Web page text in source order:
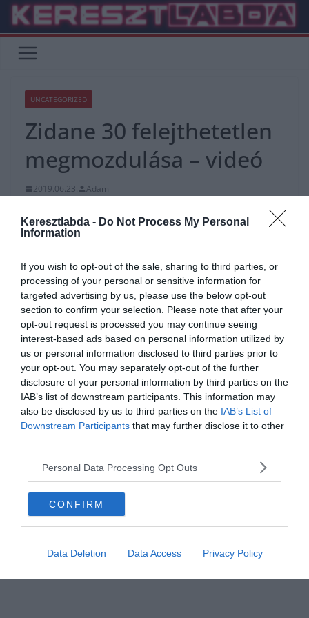
Keresztlabda - Do Not Process My Personal
Information
If you wish to opt-out of the sale, sharing to third parties, or
processing of your personal or sensitive information for
targeted advertising by us, please use the below opt-out
section to confirm your selection. Please note that after your
opt-out request is processed you may continue seeing
interest-based ads based on personal information utilized by
us or personal information disclosed to third parties prior to
your opt-out. You may separately opt-out of the further
disclosure of your personal information by third parties on the
IAB’s list of downstream participants. This information may
also be disclosed by us to third parties on the IAB’s List of
Downstream Participants that may further disclose it to other
Personal Data Processing Opt Outs
CONFIRM
Data Deletion Data Access Privacy Policy
Skip
content
UNCATEGORIZED
Zidane 30 felejthetetlen
megmozdulása – videó
2019.06.23.
Adam
Zidane ma ünnepli 47. születésnapján. Ezzel a videóval emlékezünk
Ha szívesen tesztelnétek mennyire emlékeztek rá, tegnapi
kvízünket egyenesen nektek csináltuk 🙂
Alves szívesen visszatérne a Barcelonához